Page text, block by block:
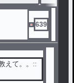
639
えて。。::